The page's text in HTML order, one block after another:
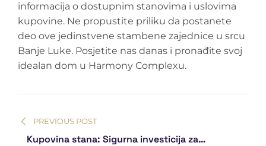
informacija o dostupnim stanovima i uslovima
kupovine. Ne propustite priliku da postanete
deo ove jedinstvene stambene zajednice u srcu
Banje Luke. Posjetite nas danas i pronađite svoj
idealan dom u Harmony Complexu.
PREVIOUS POST
Kupovina stana: Sigurna investicija za